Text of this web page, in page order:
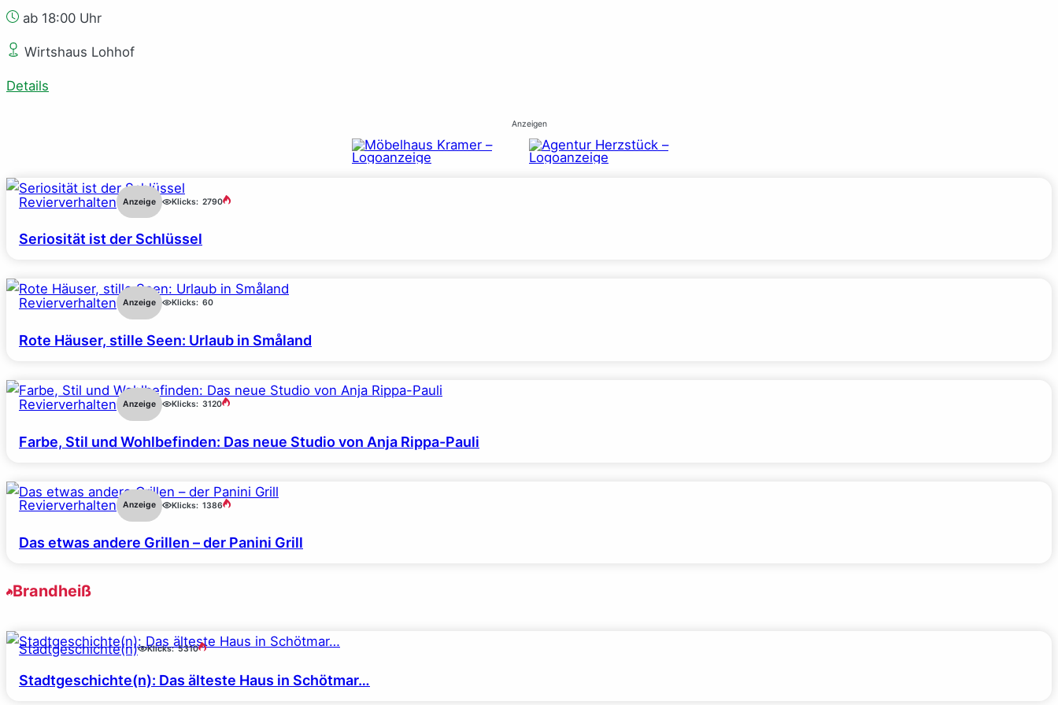
ab 18:00 Uhr
Wirtshaus Lohhof
Details
Anzeigen
Revierverhalten Anzeige Klicks: 2790
Seriosität ist der Schlüssel
Revierverhalten Anzeige Klicks: 60
Rote Häuser, stille Seen: Urlaub in Småland
Revierverhalten Anzeige Klicks: 3120
Farbe, Stil und Wohlbefinden: Das neue Studio von Anja Rippa-Pauli
Revierverhalten Anzeige Klicks: 1386
Das etwas andere Grillen – der Panini Grill
Brandheiß
Stadtgeschichte(n) Klicks: 5310
Stadtgeschichte(n): Das älteste Haus in Schötmar…